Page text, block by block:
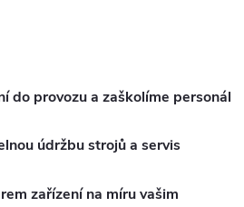
do provozu a zaškolíme personál
údržbu strojů a servis
zařízení na míru vašim